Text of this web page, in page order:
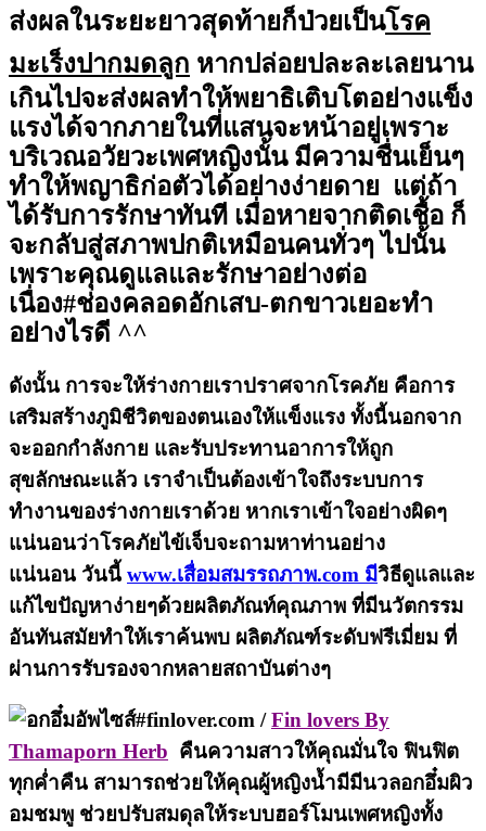
ส่งผลในระยะยาวสุดท้ายก็ป่วยเป็นโรค
มะเร็งปากมดลูก หากปล่อยปละละเลยนาน
เกินไปจะส่งผลทำให้พยาธิเติบโตอย่างแข็ง
แรงได้จากภายในที่แสนจะหน้าอยู่เพราะ
บริเวณอวัยวะเพศหญิงนั้น มีความชื่นเย็นๆ
ทำให้พญาธิก่อตัวได้อย่างง่ายดาย แต่ถ้า
ได้รับการรักษาทันที เมื่อหายจากติดเชื้อ ก็
จะกลับสู่สภาพปกติเหมือนคนทั่วๆ ไปนั้น
เพราะคุณดูแลและรักษาอย่างต่อ
เนื่อง#ช่องคลอดอักเสบ-ตกขาวเยอะทำ
อย่างไรดี ^^
ดังนั้น การจะให้ร่างกายเราปราศจากโรคภัย คือการ
เสริมสร้างภูมิชีวิตของตนเองให้แข็งแรง ทั้งนี้นอกจาก
จะออกกำลังกาย และรับประทานอาการให้ถูก
สุขลักษณะแล้ว เราจำเป็นต้องเข้าใจถึงระบบการ
ทำงานของร่างกายเราด้วย หากเราเข้าใจอย่างผิดๆ
แน่นอนว่าโรคภัยไข้เจ็บจะถามหาท่านอย่าง
แน่นอน วันนี้ www.เสื่อมสมรรถภาพ.com มีวิธีดูแลและ
แก้ไขปัญหาง่ายๆด้วยผลิตภัณท์คุณภาพ ที่มีนวัตกรรม
อันทันสมัยทำให้เราค้นพบ ผลิตภัณฑ์ระดับฟรีเมี่ยม ที่
ผ่านการรับรองจากหลายสถาบันต่างๆ
#finlover.com /Fin lovers By
Thamaporn Herb คืนความสาวให้คุณมั่นใจ ฟินฟิต
ทุกค่ำคืน สามารถช่วยให้คุณผู้หญิงน้ำมีมีนวลอกอึ๋มผิว
อมชมพู ช่วยปรับสมดุลให้ระบบฮอร์โมนเพศหญิงทั้ง